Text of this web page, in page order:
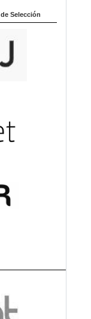
Selección